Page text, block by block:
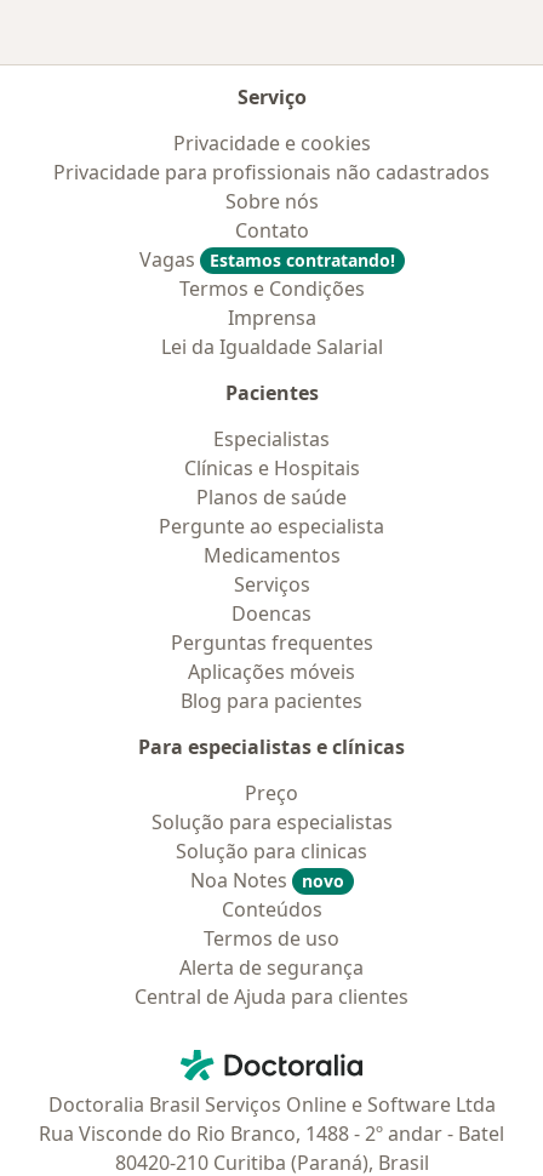
Serviço
Privacidade e cookies
Privacidade para profissionais não cadastrados
Sobre nós
Contato
Vagas
Estamos contratando!
Termos e Condições
Imprensa
Lei da Igualdade Salarial
Pacientes
Especialistas
Clínicas e Hospitais
Planos de saúde
Pergunte ao especialista
Medicamentos
Serviços
Doencas
Perguntas frequentes
Aplicações móveis
Blog para pacientes
Para especialistas e clínicas
Preço
Solução para especialistas
Solução para clinicas
Noa Notes
novo
Conteúdos
Termos de uso
Alerta de segurança
Central de Ajuda para clientes
Doctoralia - Homepage
Doctoralia Brasil Serviços Online e Software Ltda
Rua Visconde do Rio Branco, 1488 - 2º andar - Batel
80420-210 Curitiba (Paraná), Brasil